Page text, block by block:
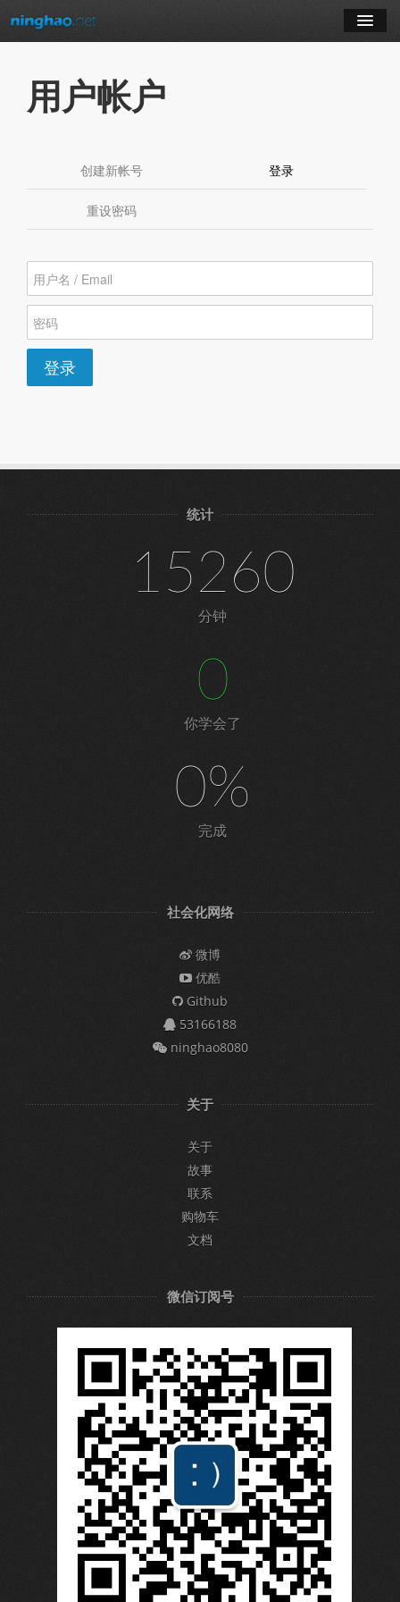
博客
订阅课程
用户帐户
创建新帐号 登录
重设密码
登录
统计
15260
分钟
0
你学会了
0%
完成
社会化网络
微博
优酷
Github
53166188
ninghao8080
关于
关于
故事
联系
购物车
文档
微信订阅号